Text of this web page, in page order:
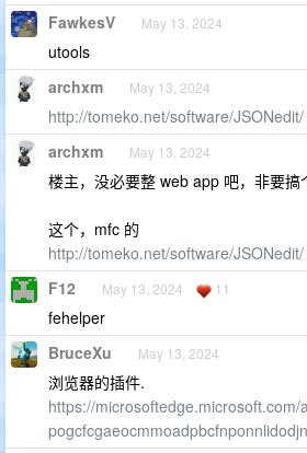
FawkesV May 13, 2024
utools
archxm May 13, 2024
http://tomeko.net/software/JSONedit/
archxm May 13, 2024
楼主，没必要整 web app 吧，非要搞
这个，mfc 的
http://tomeko.net/software/JSONedit/
F12 May 13, 2024 11
fehelper
BruceXu May 13, 2024
浏览器的插件.
https://
pogcfcgaeocmmoadpbcfnponnlidodjn